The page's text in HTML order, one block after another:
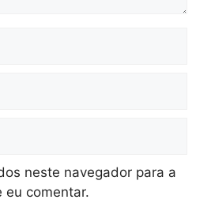
neste navegador para a
eu comentar.